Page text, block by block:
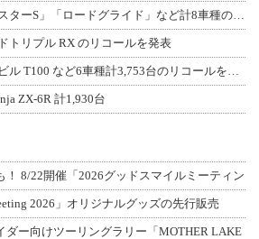
トリプル RX のリコールを発表
ZX-6R 計1,930台
！ 8/22開催「2026グッドスマイルミーティン
2026」オリジナルグッズの先行販売
ダー向けツーリングラリー「MOTHER LAKE